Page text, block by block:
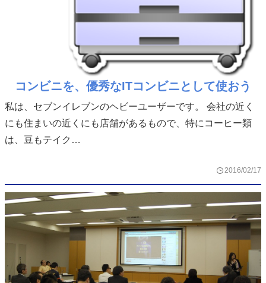
コンビニを、優秀なITコンビニとして使おう
私は、セブンイレブンのヘビーユーザーです。 会社の近く
にも住まいの近くにも店舗があるもので、特にコーヒー類
は、豆もテイク…
2016/02/17